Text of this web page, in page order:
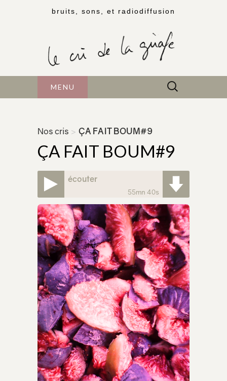
bruits, sons, et radiodiffusion
MENU Rechercher :
Nos cris > ÇA FAIT BOUM#9
ÇA FAIT BOUM#9
écouter
55mn 40s